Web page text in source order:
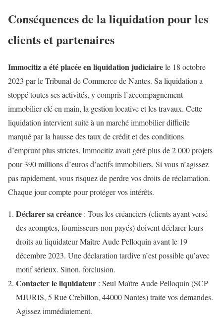
Conséquences de la liquidation pour les
clients et partenaires
Immocitiz a été placée en liquidation judiciairele 18 octobre
2023 par le Tribunal de Commerce de Nantes. Sa liquidation a
stoppé toutes ses activités, y compris l’accompagnement
immobilier clé en main, la gestion locative et les travaux. Cette
liquidation intervient suite à un marché immobilier difficile
marqué par la hausse des taux de crédit et des conditions
d’emprunt plus strictes. Immocitiz avait géré plus de 2 000 projets
pour 390 millions d’euros d’actifs immobiliers. Si vous n’agissez
pas rapidement, vous risquez de perdre vos droits de réclamation.
Chaque jour compte pour protéger vos intérêts.
Déclarer sa créance : Tous les créanciers (clients ayant versé
des acomptes, fournisseurs non payés) doivent déclarer leurs
droits au liquidateur Maître Aude Pelloquin avant le 19
décembre 2023. Une déclaration tardive n’est possible qu’avec
motif sérieux. Sinon, forclusion.
Contacter le liquidateur : Seul Maître Aude Pelloquin (SCP
MJURIS, 5 Rue Crebillon, 44000 Nantes) traite vos demandes.
Agissez immédiatement.